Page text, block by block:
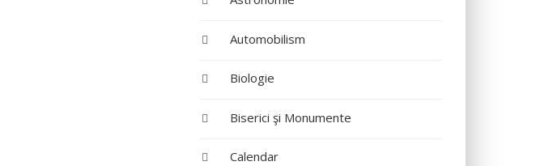
Automobilism
Biologie
Biserici şi Monumente
Calendar